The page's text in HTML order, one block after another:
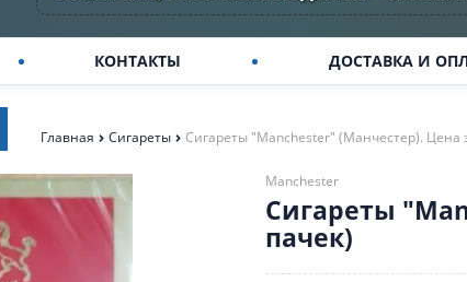
КОНТАКТЫ ДОСТАВКА И
Главная Сигареты Сигареты "Manchester" (Манчестер). Цена
Manchester
Сигареты
пачек)